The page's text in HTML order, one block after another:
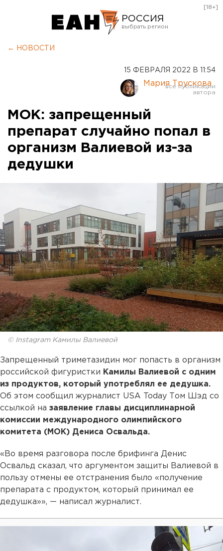
РОССИЯ
Курган
Оренбург
[18+]
← НОВОСТИ
15 ФЕВРАЛЯ 2022 В 11:54
Мария Трускова
МОК: запрещенный
препарат случайно попал в
организм Валиевой из-за
дедушки
© Instagram Камилы Валиевой
Запрещенный триметазидин мог попасть в организм
российской фигуристки Камилы Валиевой с одним
из продуктов, который употреблял ее дедушка.
Об этом сообщил журналист USA Today Том Шэд со
ссылкой на заявление главы дисциплинарной
комиссии международного олимпийского
комитета (МОК) Дениса Освальда.
«Во время разговора после брифинга Денис
Освальд сказал, что аргументом защиты Валиевой в
пользу отмены ее отстранения было «получение
препарата с продуктом, который принимал ее
дедушка»», — написал журналист.